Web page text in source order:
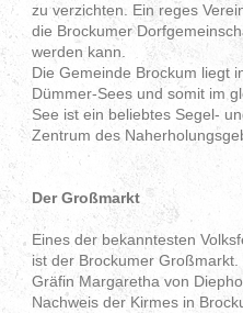
zu verzichten. Ein reges
die Brockumer
werden kann.
Die Gemeinde Brockum liegt
Dümmer-Sees und somit im
See ist ein beliebtes Segel-
Zentrum des
Der Großmarkt
Eines der bekanntesten
ist der Brockumer
Gräfin Margaretha von
Nachweis der Kirmes in